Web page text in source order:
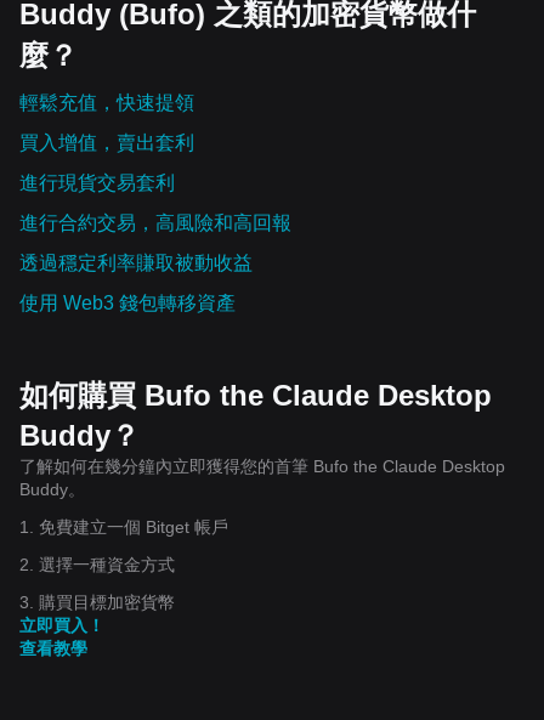
Buddy (Bufo) 之類的加密貨幣做什
麼？
輕鬆充值，快速提領
買入增值，賣出套利
進行現貨交易套利
進行合約交易，高風險和高回報
透過穩定利率賺取被動收益
使用 Web3 錢包轉移資產
如何購買 Bufo the Claude Desktop
Buddy？
了解如何在幾分鐘內立即獲得您的首筆 Bufo the Claude Desktop
Buddy。
1. 免費建立一個 Bitget 帳戶
2. 選擇一種資金方式
3. 購買目標加密貨幣
立即買入！
查看教學